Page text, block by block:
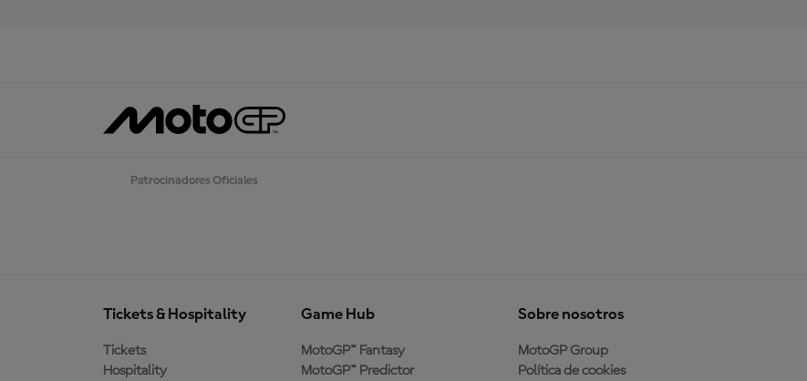
Patrocinadores Oficiales
Tickets & Hospitality
Tickets
Hospitality
Game Hub
MotoGP™ Fantasy
MotoGP™ Predictor
Sobre nosotros
MotoGP Group
Política de cookies